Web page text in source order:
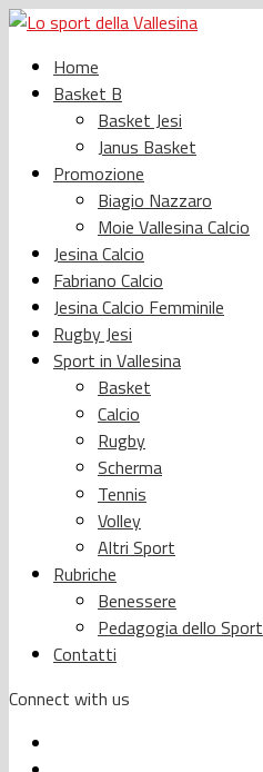
Home
Basket B
Basket Jesi
Janus Basket
Promozione
Biagio Nazzaro
Moie Vallesina Calcio
Jesina Calcio
Fabriano Calcio
Jesina Calcio Femminile
Rugby Jesi
Sport in Vallesina
Basket
Calcio
Rugby
Scherma
Tennis
Volley
Altri Sport
Rubriche
Benessere
Pedagogia dello Sport
Contatti
Connect with us